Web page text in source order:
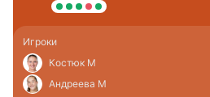
Игроки
Костюк М
Андреева М